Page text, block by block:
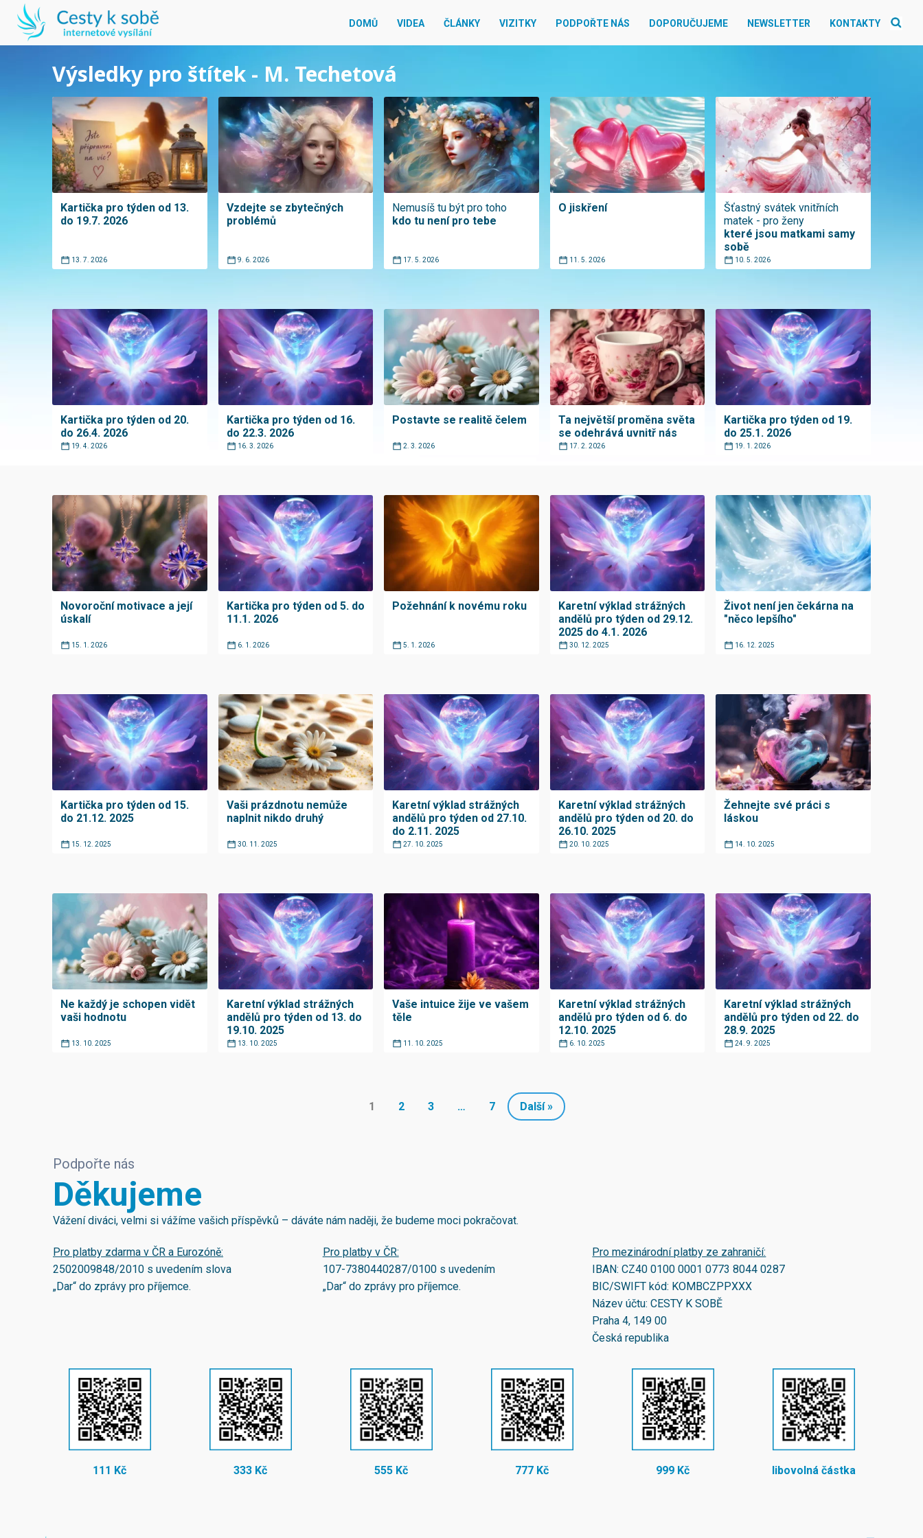
DOMŮ VIDEA ČLÁNKY VIZITKY PODPOŘTE NÁS DOPORUČUJEME NEWSLETTER KONTAKTY
Výsledky pro štítek - M. Techetová
Kartička pro týden od 13.
do 19.7. 2026
13. 7. 2026
Vzdejte se zbytečných
problémů
9. 6. 2026
Nemusíš tu být pro toho
kdo tu není pro tebe
17. 5. 2026
O jiskření
11. 5. 2026
Šťastný svátek vnitřních
matek - pro ženy
které jsou matkami samy
sobě
10. 5. 2026
Kartička pro týden od 20.
do 26.4. 2026
19. 4. 2026
Kartička pro týden od 16.
do 22.3. 2026
16. 3. 2026
Postavte se realitě čelem
2. 3. 2026
Ta největší proměna světa
se odehrává uvnitř nás
17. 2. 2026
Kartička pro týden od 19.
do 25.1. 2026
19. 1. 2026
Novoroční motivace a její
úskalí
15. 1. 2026
Kartička pro týden od 5. do
11.1. 2026
6. 1. 2026
Požehnání k novému roku
5. 1. 2026
Karetní výklad strážných
andělů pro týden od 29.12.
2025 do 4.1. 2026
30. 12. 2025
Život není jen čekárna na
"něco lepšího"
16. 12. 2025
Kartička pro týden od 15.
do 21.12. 2025
15. 12. 2025
Vaši prázdnotu nemůže
naplnit nikdo druhý
30. 11. 2025
Karetní výklad strážných
andělů pro týden od 27.10.
do 2.11. 2025
27. 10. 2025
Karetní výklad strážných
andělů pro týden od 20. do
26.10. 2025
20. 10. 2025
Žehnejte své práci s
láskou
14. 10. 2025
Ne každý je schopen vidět
vaši hodnotu
13. 10. 2025
Karetní výklad strážných
andělů pro týden od 13. do
19.10. 2025
13. 10. 2025
Vaše intuice žije ve vašem
těle
11. 10. 2025
Karetní výklad strážných
andělů pro týden od 6. do
12.10. 2025
6. 10. 2025
Karetní výklad strážných
andělů pro týden od 22. do
28.9. 2025
24. 9. 2025
1 2 3 … 7 Další »
Podpořte nás
Děkujeme
Vážení diváci, velmi si vážíme vašich příspěvků – dáváte nám naději, že budeme moci pokračovat.
Pro platby zdarma v ČR a Eurozóně:
2502009848/2010 s uvedením slova
„Dar“ do zprávy pro příjemce.
Pro platby v ČR:
107-7380440287/0100s uvedením
„Dar“ do zprávy pro příjemce.
Pro mezinárodní platby ze zahraničí:
IBAN:CZ40 0100 0001 0773 8044 0287
BIC/SWIFT kód: KOMBCZPPXXX
Název účtu: CESTY K SOBĚ
Praha 4, 149 00
Česká republika
111 Kč 333 Kč 555 Kč 777 Kč 999 Kč libovolná částka